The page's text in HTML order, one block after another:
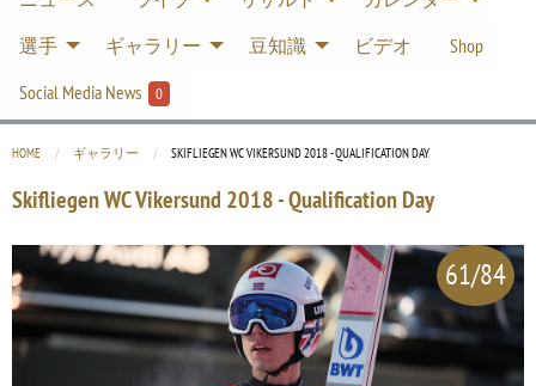
選手
ギャラリー 豆知識 ビデオ
Shop
Social Media News
0
HOME ギャラリー CURRENT:
SKIFLIEGEN WC VIKERSUND 2018 - QUALIFICATION DAY
Skifliegen WC Vikersund 2018 - Qualification Day
61/84